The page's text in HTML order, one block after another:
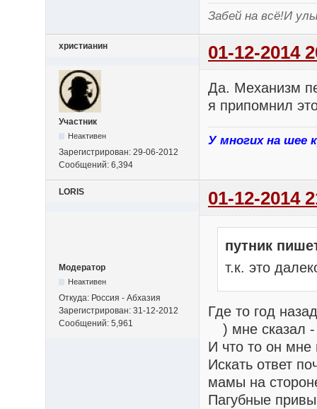
Забей на всё!И
христианин 01-12-2014
Участник
Неактивен
Зарегистрирован: 29-06-2012
Сообщений: 6,394
Да. Механизм
я припомнил
У многих на шее
LORIS 01-12-2014
Модератор
Неактивен
Откуда: Россия - Абхазия
Зарегистрирован: 31-12-2012
Сообщений: 5,961
путник
т.к. это
Где то год
) мне сказал
И что то он
Искать ответ
мамы на
Пагубные